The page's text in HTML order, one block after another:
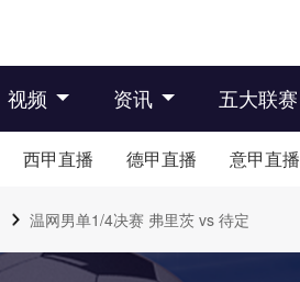
视频 资讯 五大联赛
西甲直播 德甲直播 意甲直播
温网男单1/4决赛 弗里茨 vs 待定